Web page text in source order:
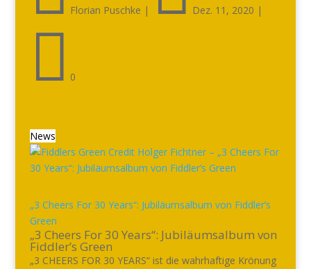
Florian Puschke | Dez. 11, 2020 |
 0
News
„3 Cheers For 30 Years“: Jubiläumsalbum von Fiddler’s
Green
„3 Cheers For 30 Years“: Jubiläumsalbum von
Fiddler’s Green
„3 CHEERS FOR 30 YEARS“ ist die wahrhaftige Krönung